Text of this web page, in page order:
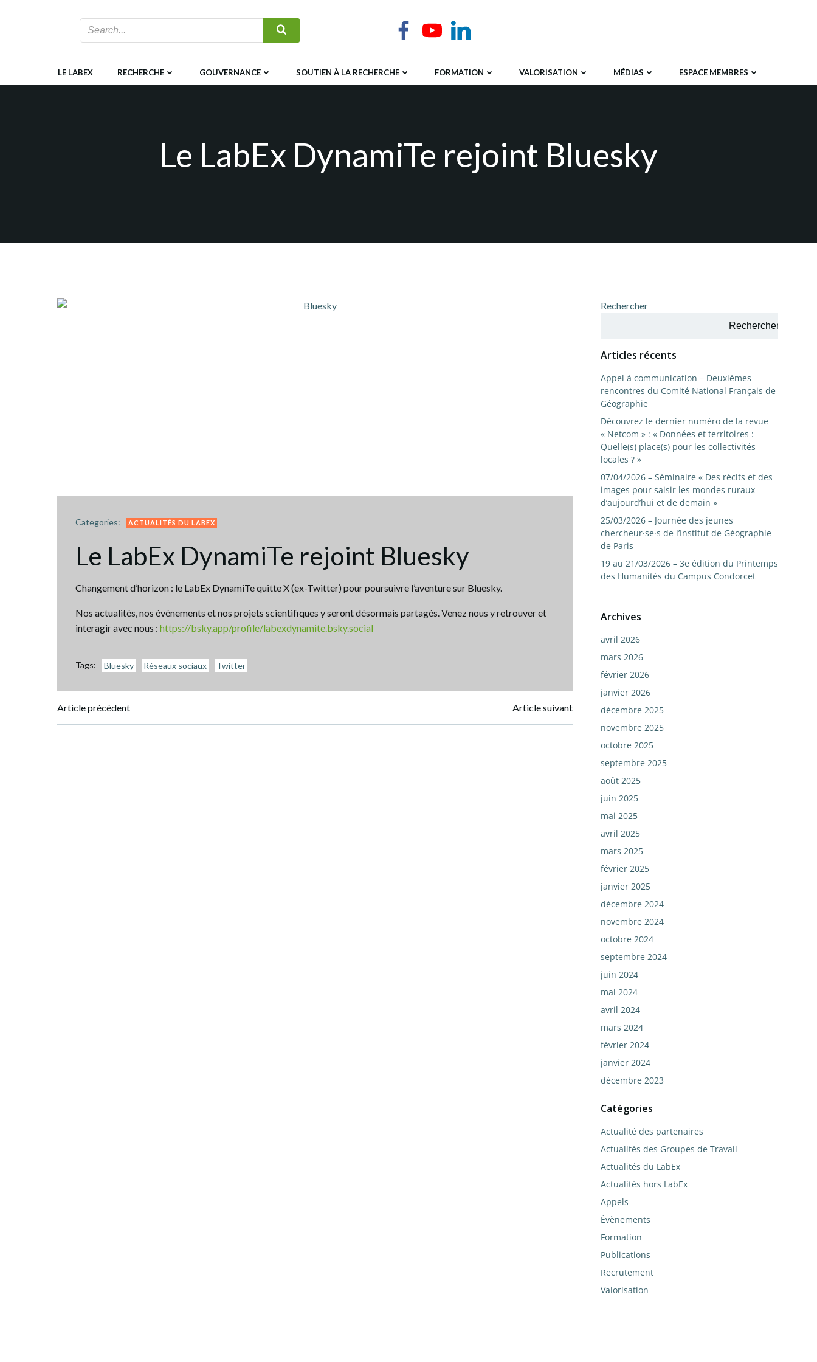
LE LABEX RECHERCHE GOUVERNANCE SOUTIEN À LA RECHERCHE FORMATION VALORISATION MÉDIAS ESPACE MEMBRES
Le LabEx DynamiTe rejoint Bluesky
Categories: ACTUALITÉS DU LABEX
Le LabEx DynamiTe rejoint Bluesky
Changement d’horizon : le LabEx DynamiTe quitte X (ex-Twitter) pour poursuivre l’aventure sur Bluesky.
Nos actualités, nos événements et nos projets scientifiques y seront désormais partagés. Venez nous y retrouver et
interagir avec nous : https://bsky.app/profile/labexdynamite.bsky.social
Tags: Bluesky Réseaux sociaux Twitter
Navigation
Article précédent Article suivant
Rechercher
Rechercher
Articles récents
Appel à communication – Deuxièmes
rencontres du Comité National Français de
Géographie
Découvrez le dernier numéro de la revue
« Netcom » : « Données et territoires :
Quelle(s) place(s) pour les collectivités
locales ? »
07/04/2026 – Séminaire « Des récits et des
images pour saisir les mondes ruraux
d’aujourd’hui et de demain »
25/03/2026 – Journée des jeunes
chercheur·se·s de l’Institut de Géographie
de Paris
19 au 21/03/2026 – 3e édition du Printemps
des Humanités du Campus Condorcet
Archives
avril 2026
mars 2026
février 2026
janvier 2026
décembre 2025
novembre 2025
octobre 2025
septembre 2025
août 2025
juin 2025
mai 2025
avril 2025
mars 2025
février 2025
janvier 2025
décembre 2024
novembre 2024
octobre 2024
septembre 2024
juin 2024
mai 2024
avril 2024
mars 2024
février 2024
janvier 2024
décembre 2023
Catégories
Actualité des partenaires
Actualités des Groupes de Travail
Actualités du LabEx
Actualités hors LabEx
Appels
Évènements
Formation
Publications
Recrutement
Valorisation